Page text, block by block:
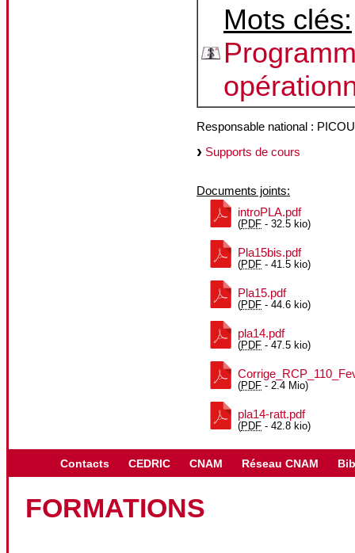
Mots clés:
Responsable national :
Supports de cours
Documents joints:
introPLA.pdf
(PDF - 32.5 kio)
Pla15bis.pdf
(PDF - 41.5 kio)
Pla15.pdf
(PDF - 44.6 kio)
pla14.pdf
(PDF - 47.5 kio)
(PDF - 2.4 Mio)
pla14-ratt.pdf
(PDF - 42.8 kio)
Contacts CEDRIC CNAM Réseau CNAM
FORMATIONS